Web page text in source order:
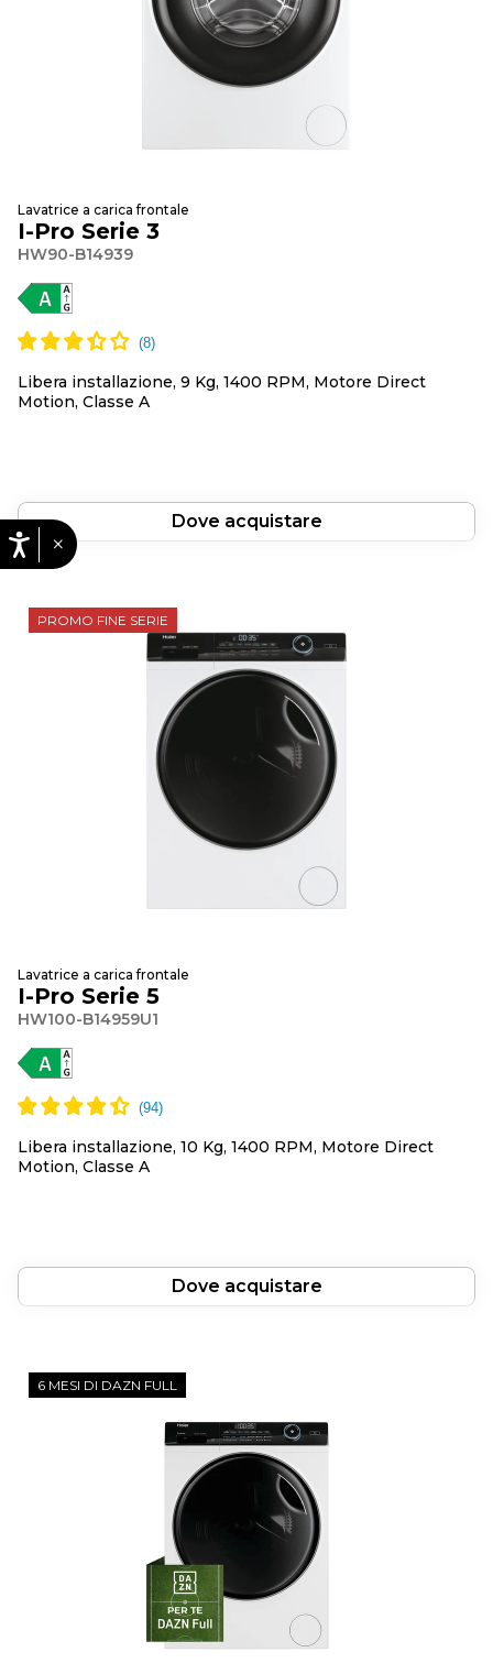
Lavatrice a carica frontale
I-Pro Serie 3
HW90-B14939
Libera installazione, 9 Kg, 1400 RPM, Motore Direct
Motion, Classe A
Dove acquistare
PROMO FINE SERIE
Lavatrice a carica frontale
I-Pro Serie 5
HW100-B14959U1
Libera installazione, 10 Kg, 1400 RPM, Motore Direct
Motion, Classe A
Dove acquistare
6 MESI DI DAZN FULL
×